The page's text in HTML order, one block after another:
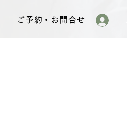
ご予約・お問合せ